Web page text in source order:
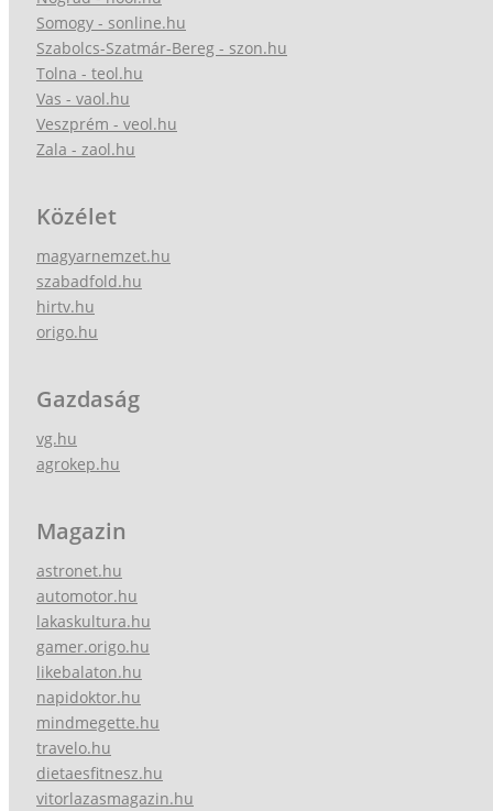
Somogy - sonline.hu
Szabolcs-Szatmár-Bereg - szon.hu
Tolna - teol.hu
Vas - vaol.hu
Veszprém - veol.hu
Zala - zaol.hu
Közélet
magyarnemzet.hu
szabadfold.hu
hirtv.hu
origo.hu
Gazdaság
vg.hu
agrokep.hu
Magazin
astronet.hu
automotor.hu
lakaskultura.hu
gamer.origo.hu
likebalaton.hu
napidoktor.hu
mindmegette.hu
travelo.hu
dietaesfitnesz.hu
vitorlazasmagazin.hu